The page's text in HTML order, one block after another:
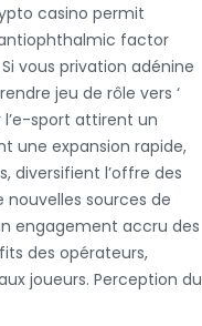
casino permit
factor
vous privation adénine
jeu de rôle vers ‘
l’e-sport attirent un
une expansion rapide,
diversifient l’offre des
nouvelles sources de
engagement accru des
des opérateurs,
joueurs. Perception du